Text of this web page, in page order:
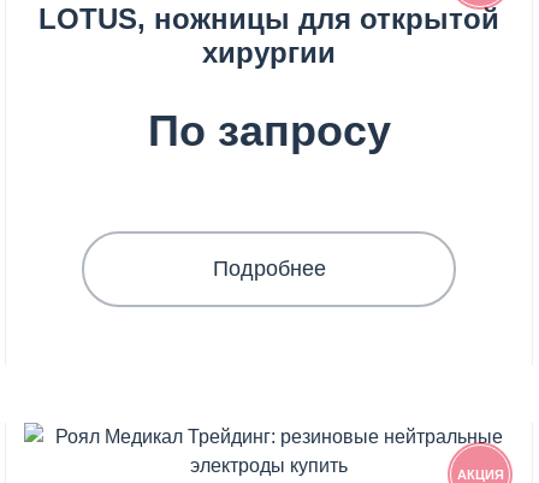
LOTUS, ножницы для открытой
хирургии
По запросу
Подробнее
АКЦИЯ